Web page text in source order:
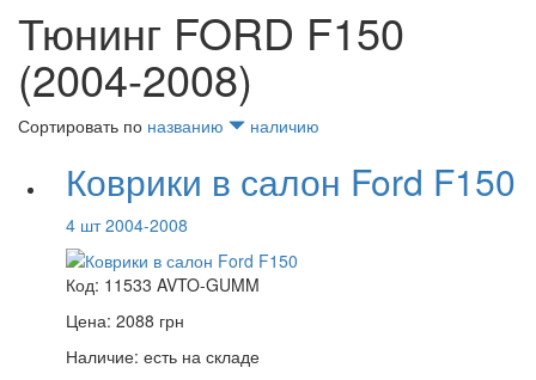
Тюнинг FORD F150
(2004-2008)
Сортировать по названию наличию
Коврики в салон Ford F150
4 шт 2004-2008
Код: 11533 AVTO-GUMM
Цена: 2088 грн
Наличие: есть на складе